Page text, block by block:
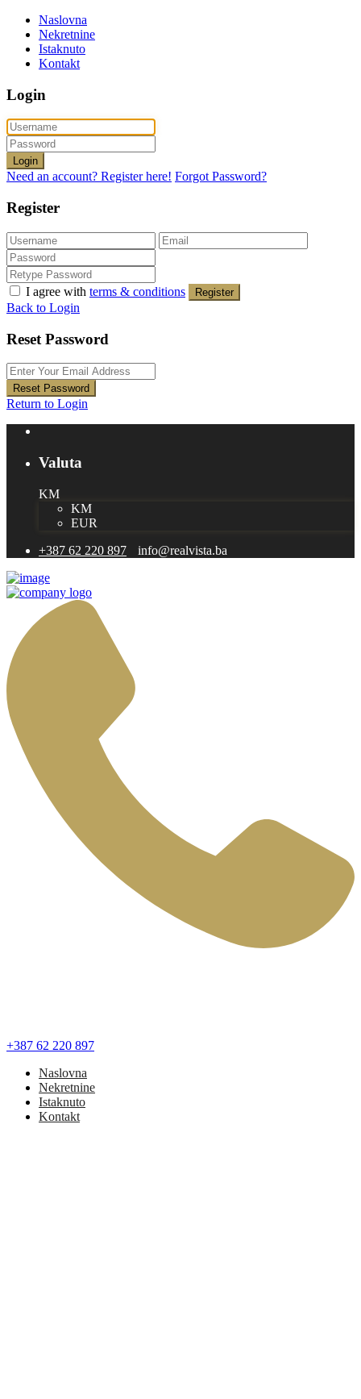
Naslovna
Nekretnine
Istaknuto
Kontakt
Login
Login
Need an account? Register here! Forgot Password?
Register
I agree with terms & conditions Register
Back to Login
Reset Password
Reset Password
Return to Login
Valuta
KM
KM
EUR
+387 62 220 897
info@realvista.ba
+387 62 220 897
Naslovna
Nekretnine
Istaknuto
Kontakt